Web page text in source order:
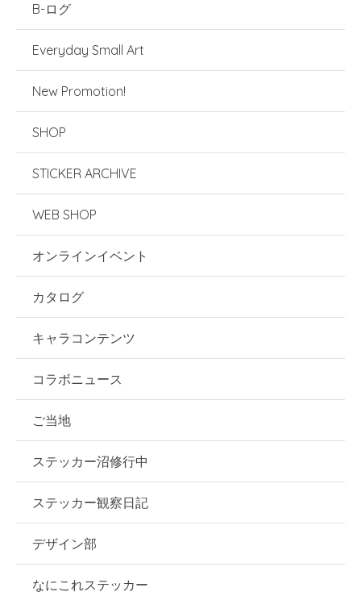
B-ログ
Everyday Small Art
New Promotion!
SHOP
STICKER ARCHIVE
WEB SHOP
オンラインイベント
カタログ
キャラコンテンツ
コラボニュース
ご当地
ステッカー沼修行中
ステッカー観察日記
デザイン部
なにこれステッカー